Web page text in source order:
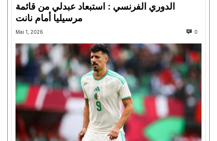
الدوري الفرنسي : استبعاد عبدلي من قائمة
مرسيليا أمام نانت
Mai 1, 2026 0